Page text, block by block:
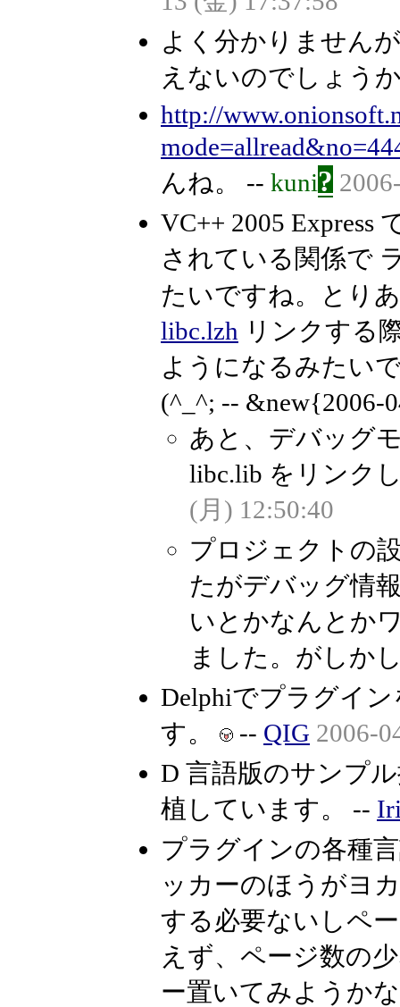
よく分かりませんが
えないのでしょう
http://
んね。 -- kuni?
VC++ 2005 Express
されている関係で
たいですね。とり
libc.lzh リンクする
ようになるみたい
(^_^; -- &new{2006-
あと、デバッグ
libc.lib をリンク
(月) 12:50:40
プロジェクトの
たがデバッグ情
いとかなんとか
ました。がしか
Delphiでプラグイ
す。
-- QIG 2006-
D 言語版のサンプ
植しています。 --
プラグインの各種
ッカーのほうがヨ
する必要ないしペ
えず、ページ数の
ー置いてみようか